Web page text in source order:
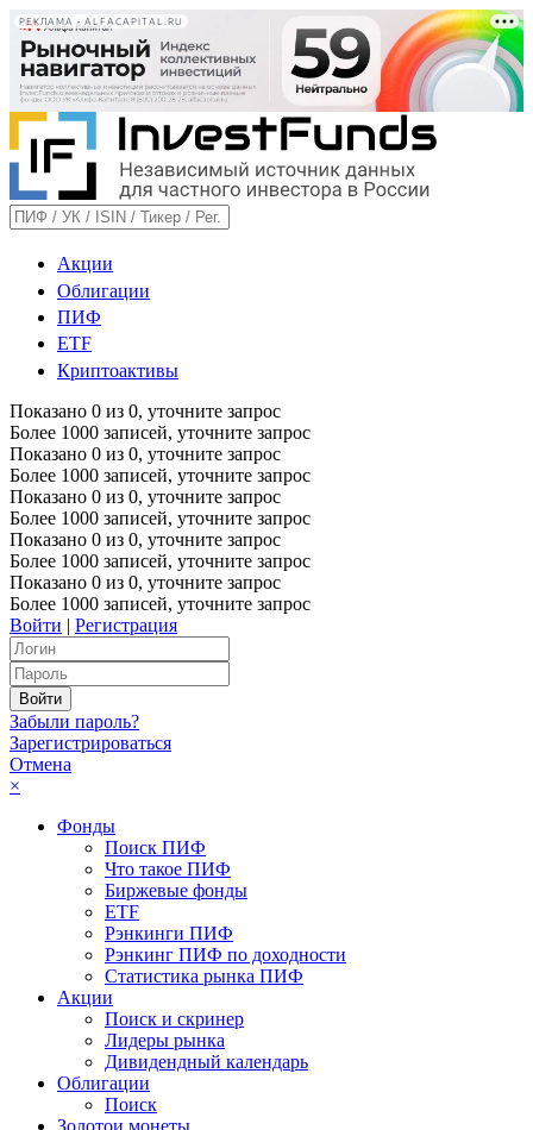
РЕКЛАМА • ALFACAPITAL.RU
Акции
Облигации
ПИФ
ETF
Криптоактивы
Показано 0 из 0, уточните запрос
Более 1000 записей, уточните запрос
Показано 0 из 0, уточните запрос
Более 1000 записей, уточните запрос
Показано 0 из 0, уточните запрос
Более 1000 записей, уточните запрос
Показано 0 из 0, уточните запрос
Более 1000 записей, уточните запрос
Показано 0 из 0, уточните запрос
Более 1000 записей, уточните запрос
Войти | Регистрация
Забыли пароль?
Зарегистрироваться
Отмена
×
Фонды
Поиск ПИФ
Что такое ПИФ
Биржевые фонды
ETF
Рэнкинги ПИФ
Рэнкинг ПИФ по доходности
Статистика рынка ПИФ
Акции
Поиск и скринер
Лидеры рынка
Дивидендный календарь
Облигации
Поиск
Золотои монеты